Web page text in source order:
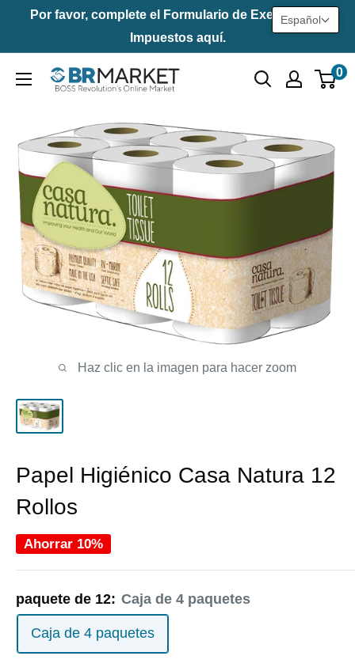
Saltar
contenido
Por favor, complete el Formulario de Exención de
Impuestos aquí.
BR
0
Haz clic en la imagen para hacer zoom
Papel Higiénico Casa Natura 12
Rollos
Ahorrar 10%
paquete de 12: Caja de 4 paquetes
Caja de 4 paquetes
Español